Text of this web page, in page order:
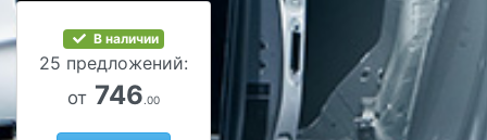
В наличии
25 предложений:
от 746 .00